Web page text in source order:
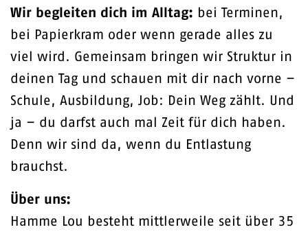
Wir begleiten dich im Alltag: bei Terminen,
bei Papierkram oder wenn gerade alles zu
viel wird. Gemeinsam bringen wir Struktur in
deinen Tag und schauen mit dir nach vorne –
Schule, Ausbildung, Job: Dein Weg zählt. Und
ja – du darfst auch mal Zeit für dich haben.
Denn wir sind da, wenn du Entlastung
brauchst.
Über uns:
Hamme Lou besteht mittlerweile seit über 35